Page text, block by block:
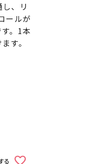
、リ
ールが
。1本
す。
る